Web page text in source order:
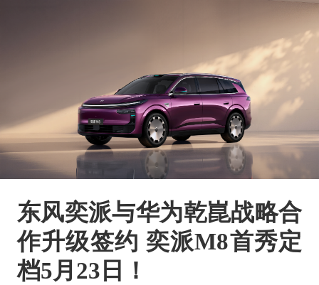
东风奕派与华为乾崑战略合
作升级签约 奕派M8首秀定
档5月23日！